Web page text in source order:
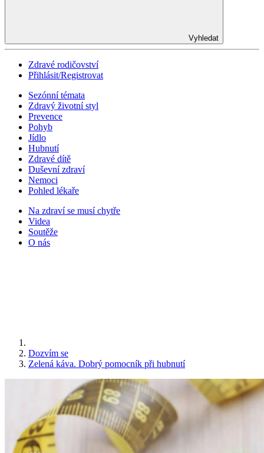
Vyhledat
Zdravé rodičovství
Přihlásit/Registrovat
Sezónní témata
Zdravý životní styl
Prevence
Pohyb
Jídlo
Hubnutí
Zdravé dítě
Duševní zdraví
Nemoci
Pohled lékaře
Na zdraví se musí chytře
Videa
Soutěže
O nás
Dozvím se
Zelená káva. Dobrý pomocník při hubnutí